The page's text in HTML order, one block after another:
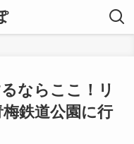
ならここ！リ
鉄道公園に行